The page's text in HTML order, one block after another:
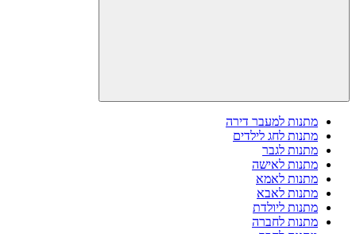
מתנות למעבר דירה
מתנות לחג לילדים
מתנות לגבר
מתנות לאישה
מתנות לאמא
מתנות לאבא
מתנות ליולדת
מתנות לחברה